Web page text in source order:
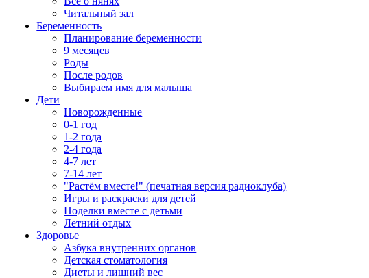
Читальный зал
Беременность
Планирование беременности
9 месяцев
Роды
После родов
Выбираем имя для малыша
Дети
Новорожденные
0-1 год
1-2 года
2-4 года
4-7 лет
7-14 лет
"Растём вместе!" (печатная версия радиоклуба)
Игры и раскраски для детей
Поделки вместе с детьми
Летний отдых
Здоровье
Азбука внутренних органов
Детская стоматология
Диеты и лишний вес